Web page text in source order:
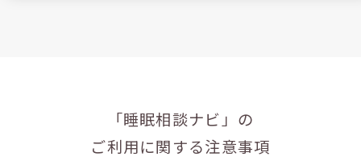
「睡眠相談ナビ」の
ご利用に関する注意事項